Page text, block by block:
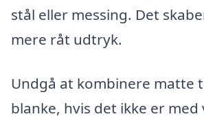
stål eller messing. Det
mere råt udtryk.
Undgå at kombinere matte
blanke, hvis det ikke er med